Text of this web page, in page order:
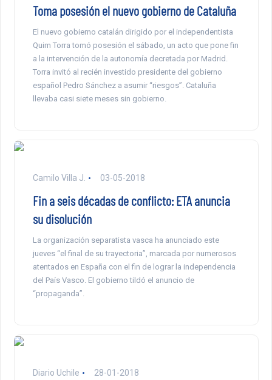
Toma posesión el nuevo gobierno de Cataluña
El nuevo gobierno catalán dirigido por el independentista
Quim Torra tomó posesión el sábado, un acto que pone fin
a la intervención de la autonomía decretada por Madrid.
Torra invitó al recién investido presidente del gobierno
español Pedro Sánchez a asumir “riesgos”. Cataluña
llevaba casi siete meses sin gobierno.
Camilo Villa J. 03-05-2018
Fin a seis décadas de conflicto: ETA anuncia
su disolución
La organización separatista vasca ha anunciado este
jueves “el final de su trayectoria”, marcada por numerosos
atentados en España con el fin de lograr la independencia
del País Vasco. El gobierno tildó el anuncio de
“propaganda”.
Diario Uchile 28-01-2018